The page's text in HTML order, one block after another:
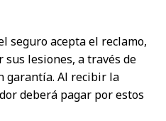
seguro acepta el reclamo,
lesiones, a través de
garantía. Al recibir la
deberá pagar por estos